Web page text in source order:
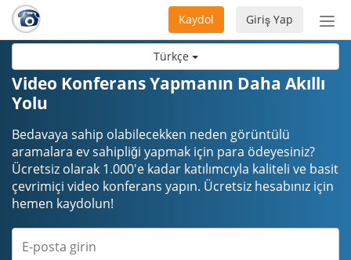
Türkçe
aç/
Giriş Yap
Kaydol
Video Konferans Yapmanın Daha Akıllı
Yolu
Bedavaya sahip olabilecekken neden görüntülü
aramalara ev sahipliği yapmak için para ödeyesiniz?
Ücretsiz olarak 1.000'e kadar katılımcıyla kaliteli ve basit
çevrimiçi video konferans yapın. Ücretsiz hesabınız için
hemen kaydolun!